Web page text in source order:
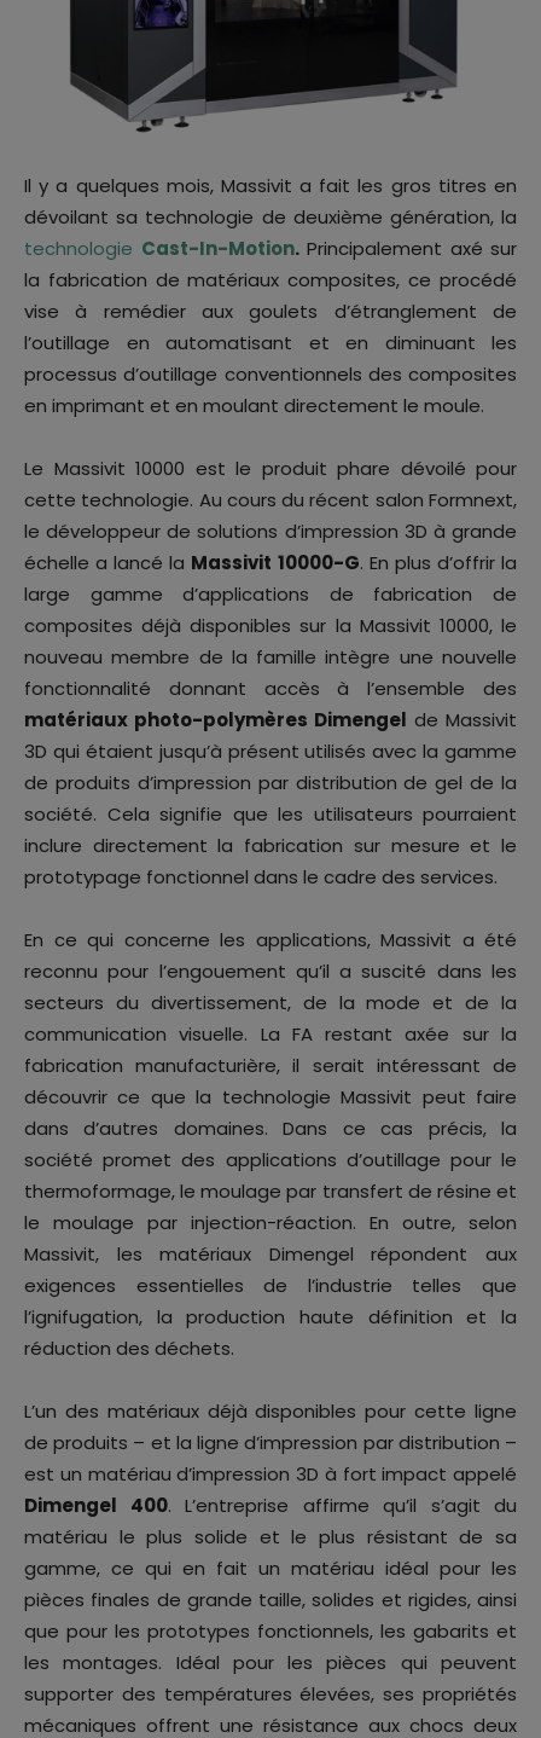
Il y a quelques mois, Massivit a fait les gros titres en
dévoilant sa technologie de deuxième génération, la
technologie Cast-In-Motion.Principalement axé sur
la fabrication de matériaux composites, ce procédé
vise à remédier aux goulets d’étranglement de
l’outillage en automatisant et en diminuant les
processus d’outillage conventionnels des composites
en imprimant et en moulant directement le moule.
Le Massivit 10000 est le produit phare dévoilé pour
cette technologie. Au cours du récent salon Formnext,
le développeur de solutions d’impression 3D à grande
échelle a lancé la Massivit 10000-G. En plus d’offrir la
large gamme d’applications de fabrication de
composites déjà disponibles sur la Massivit 10000, le
nouveau membre de la famille intègre une nouvelle
fonctionnalité donnant accès à l’ensemble des
matériaux photo-polymères Dimengel de Massivit
3D qui étaient jusqu’à présent utilisés avec la gamme
de produits d’impression par distribution de gel de la
société. Cela signifie que les utilisateurs pourraient
inclure directement la fabrication sur mesure et le
prototypage fonctionnel dans le cadre des services.
En ce qui concerne les applications, Massivit a été
reconnu pour l’engouement qu’il a suscité dans les
secteurs du divertissement, de la mode et de la
communication visuelle. La FA restant axée sur la
fabrication manufacturière, il serait intéressant de
découvrir ce que la technologie Massivit peut faire
dans d’autres domaines. Dans ce cas précis, la
société promet des applications d’outillage pour le
thermoformage, le moulage par transfert de résine et
le moulage par injection-réaction. En outre, selon
Massivit, les matériaux Dimengel répondent aux
exigences essentielles de l’industrie telles que
l’ignifugation, la production haute définition et la
réduction des déchets.
L’un des matériaux déjà disponibles pour cette ligne
de produits – et la ligne d’impression par distribution –
est un matériau d’impression 3D à fort impact appelé
Dimengel 400. L’entreprise affirme qu’il s’agit du
matériau le plus solide et le plus résistant de sa
gamme, ce qui en fait un matériau idéal pour les
pièces finales de grande taille, solides et rigides, ainsi
que pour les prototypes fonctionnels, les gabarits et
les montages. Idéal pour les pièces qui peuvent
supporter des températures élevées, ses propriétés
mécaniques offrent une résistance aux chocs deux